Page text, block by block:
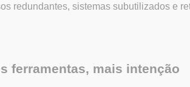
redundantes, sistemas subutilizados e
ferramentas, mais intenção